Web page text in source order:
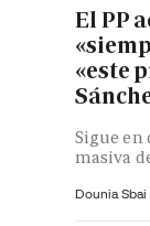
El PP
«este
Sigue
masiva
Dounia Sbai